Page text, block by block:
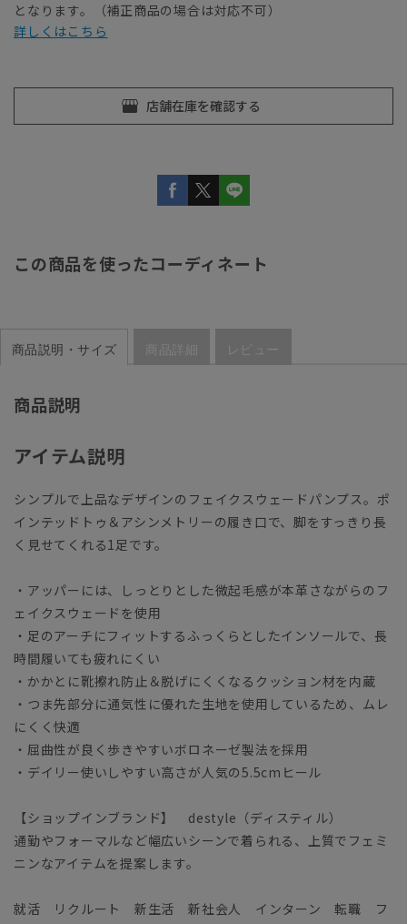
となります。（補正商品の場合は対応不可）
詳しくはこちら
この商品を使ったコーディネート
商品説明・サイズ 商品詳細 レビュー
商品説明
アイテム説明
シンプルで上品なデザインのフェイクスウェードパンプス。ポ
インテッドトゥ＆アシンメトリーの履き口で、脚をすっきり長
く見せてくれる1足です。
・アッパーには、しっとりとした微起毛感が本革さながらのフ
ェイクスウェードを使用
・足のアーチにフィットするふっくらとしたインソールで、長
時間履いても疲れにくい
・かかとに靴擦れ防止＆脱げにくくなるクッション材を内蔵
・つま先部分に通気性に優れた生地を使用しているため、ムレ
にくく快適
・屈曲性が良く歩きやすいボロネーゼ製法を採用
・デイリー使いしやすい高さが人気の5.5cmヒール
【ショップインブランド】 destyle（ディスティル）
通勤やフォーマルなど幅広いシーンで着られる、上質でフェミ
ニンなアイテムを提案します。
就活 リクルート 新生活 新社会人 インターン 転職 フ